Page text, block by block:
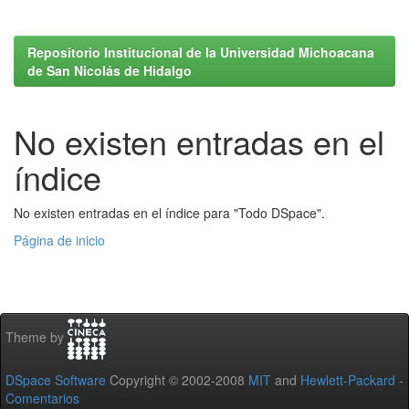
Repositorio Institucional de la Universidad Michoacana
de San Nicolás de Hidalgo
No existen entradas en el
índice
No existen entradas en el índice para "Todo DSpace".
Página de inicio
Theme by
DSpace Software Copyright © 2002-2008 MIT and Hewlett-Packard -
Comentarios